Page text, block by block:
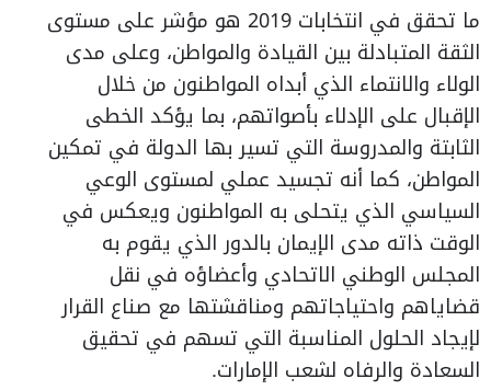
ما تحقق في انتخابات 2019 هو مؤشر على مستوى
الثقة المتبادلة بين القيادة والمواطن، وعلى مدى
الولاء والانتماء الذي أبداه المواطنون من خلال
الإقبال على الإدلاء بأصواتهم، بما يؤكد الخطى
الثابتة والمدروسة التي تسير بها الدولة في تمكين
المواطن، كما أنه تجسيد عملي لمستوى الوعي
السياسي الذي يتحلى به المواطنون ويعكس في
الوقت ذاته مدى الإيمان بالدور الذي يقوم به
المجلس الوطني الاتحادي وأعضاؤه في نقل
قضاياهم واحتياجاتهم ومناقشتها مع صناع القرار
لإيجاد الحلول المناسبة التي تسهم في تحقيق
السعادة والرفاه لشعب الإمارات.